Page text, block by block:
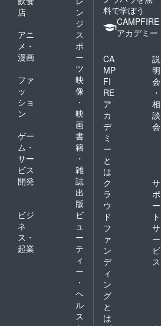
店
ン
ジ
アニ
メ・
漫画
ス
ポ
ー
ツ
ファ
ッ
ショ
ン
映
像
・
映
画
ゲー
ム・
サー
ビス
開発
書
籍
・
雑
誌
出
版
ビジ
ネ
ス・
起業
ビ
ュ
ー
テ
ィ
ー
・
ヘ
ル
ス
料で学ぼう
CAMPFIRE
アカデミー
CA
MP
FI
RE
ア
カ
デ
ミ
ー
と
は
説
明
会
・
相
談
会
ク
ラ
ウ
ド
フ
ァ
ン
デ
ィ
ン
グ
と
は
サ
ポ
ー
ト
サ
ー
ビ
ス